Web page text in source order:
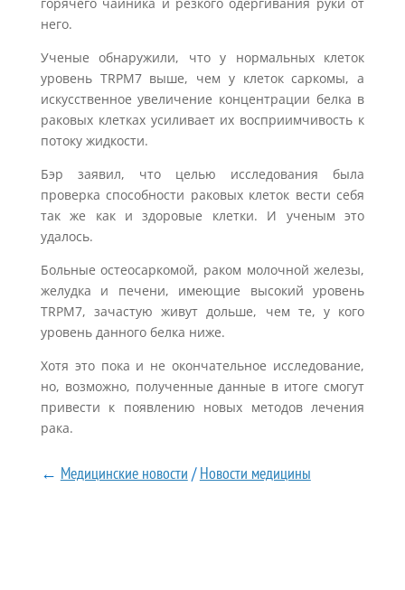
него.
Ученые обнаружили, что у нормальных клеток
уровень TRPM7 выше, чем у клеток саркомы, а
искусственное увеличение концентрации белка в
раковых клетках усиливает их восприимчивость к
потоку жидкости.
Бэр заявил, что целью исследования была
проверка способности раковых клеток вести себя
так же как и здоровые клетки. И ученым это
удалось.
Больные остеосаркомой, раком молочной железы,
желудка и печени, имеющие высокий уровень
TRPM7, зачастую живут дольше, чем те, у кого
уровень данного белка ниже.
Хотя это пока и не окончательное исследование,
но, возможно, полученные данные в итоге смогут
привести к появлению новых методов лечения
рака.
← Медицинские новости /Новости медицины